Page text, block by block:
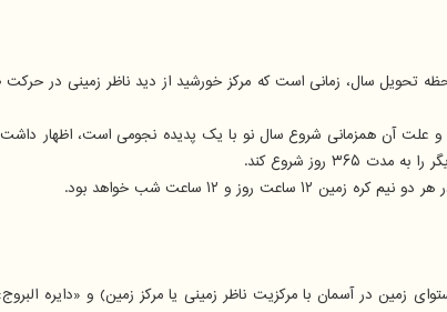
۱۴۰۱ با اشاره به اینکه از لحاظ نجومی لحظه تحویل سال، زمانی است که مرکز خورشید از
و علت آن همزمانی شروع سال نو با یک پدیده نجومی است، اظهار
شروع کند.
و ۱۲ ساعت شب خواهد بود.
زمین در آسمان با مرکزیت ناظر زمینی یا مرکز زمین) و «دایره